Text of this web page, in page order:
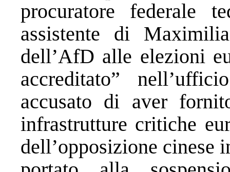
procuratore federale
assistente di
dell’AfD alle elezioni
accreditato”
accusato di aver
infrastrutture critiche
dell’opposizione cinese